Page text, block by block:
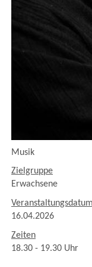
Musik
Zielgruppe
Erwachsene
16.04.2026
Zeiten
18.30 - 19.30 Uhr